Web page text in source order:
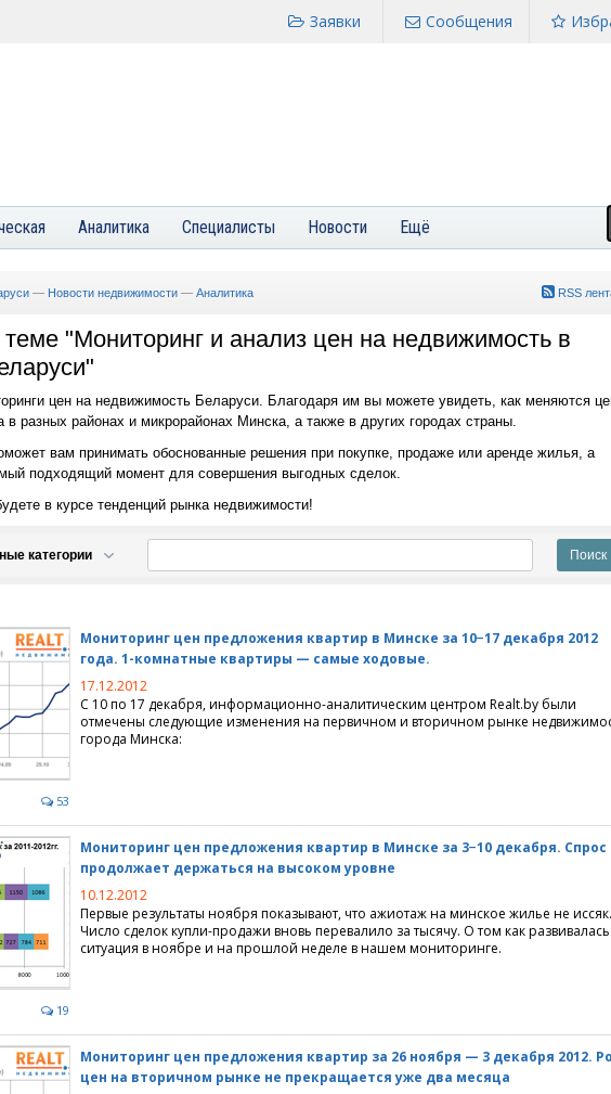
Сообщения
Заявки
Аналитика Специалисты Новости Ещё
RSS
— Новости недвижимости — Аналитика
"Мониторинг и анализ цен на недвижимость в
цен на недвижимость Беларуси. Благодаря им вы можете увидеть, как меняются
в разных районах и микрорайонах Минска, а также в других городах страны.
вам принимать обоснованные решения при покупке, продаже или аренде жилья, а
подходящий момент для совершения выгодных сделок.
в курсе тенденций рынка недвижимости!
категории
жилой недвижимости
квартиры на сутки
на длительный срок
проектирование, дизайн
интерьера
дизайн
домов
кредиты
кредиты
кредитование
вторичный рынок
квартиры
квартиры
перепланировки
коммунальное хозяйство
недвижимость
загородной недвижимости
поселки
жилищных условий
недвижимость
недвижимость
коммерческой недвижимости
недвижимости
53
Мониторинг цен предложения квартир в Минске за 10−17 декабря 2012
года. 1-комнатные квартиры — самые ходовые.
17.12.2012
С 10 по 17 декабря, информационно-аналитическим центром Realt.by были
отмечены следующие изменения на первичном и вторичном рынке
города Минска:
19
Мониторинг цен предложения квартир в Минске за 3−10 декабря. Спрос
продолжает держаться на высоком уровне
10.12.2012
Первые результаты ноября показывают, что ажиотаж на минское жилье не иссяк.
Число сделок купли-продажи вновь перевалило за тысячу. О том как развивалась
ситуация в ноябре и на прошлой неделе в нашем мониторинге.
Мониторинг цен предложения квартир за 26 ноября — 3 декабря 2012.
цен на вторичном рынке не прекращается уже два месяца